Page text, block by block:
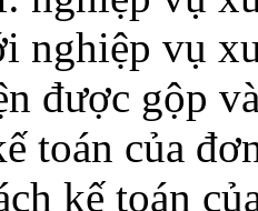
nghiệp vụ
được gộp
toán của
kế toán